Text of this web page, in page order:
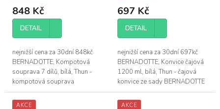
848 Kč
DETAIL
nejnižší cena za 30dní 848kč
BERNADOTTE, Kompotová
souprava 7 dílů, bílá, Thun -
kompotová souprava
BERNADOTTE bez dekoru, v
barvě bílá obsahuje: - 6 ks
697 Kč
DETAIL
nejnižší cena za 30dní 697kč
BERNADOTTE, Konvice čajová
1200 ml, bílá, Thun - čajová
konvice ze sady BERNADOTTE
bez dekoru, v barvě bílá -
objem čajové konvice je 1200
AKCE AKCE